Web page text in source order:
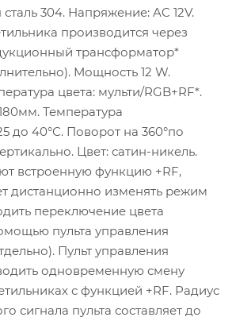
304. Напряжение: AC 12V.
производится через
трансформатор*
Мощность 12 W.
цвета: мульти/RGB+RF*.
Температура
до 40°С. Поворот на 360°по
Цвет: сатин-никель.
встроенную функцию +RF,
дистанционно изменять режим
переключение цвета
пульта управления
Пульт управления
одновременную смену
с функцией +RF. Радиус
сигнала пульта составляет до